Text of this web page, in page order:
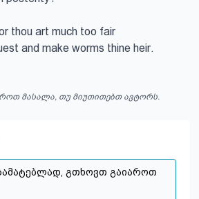
thou art much too fair
and make worms thine heir.
მასალა, თუ მიუთითებთ ავტორს.